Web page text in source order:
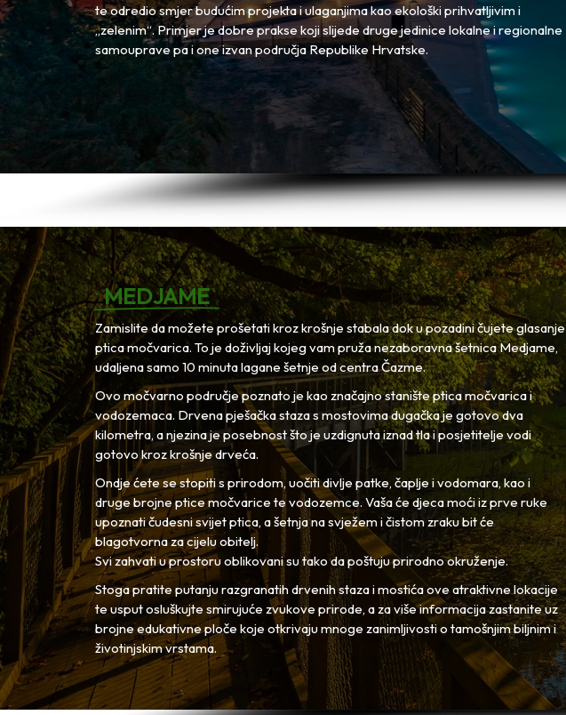
te odredio smjer budućim projekta i ulaganjima kao ekološki prihvatljivim i
„zelenim“. Primjer je dobre prakse koji slijede druge jedinice lokalne i regionalne
samouprave pa i one izvan područja Republike Hrvatske.
MEDJAME
Zamislite da možete prošetati kroz krošnje stabala dok u pozadini čujete glasanje
ptica močvarica. To je doživljaj kojeg vam pruža nezaboravna šetnica Medjame,
udaljena samo 10 minuta lagane šetnje od centra Čazme.
Ovo močvarno područje poznato je kao značajno stanište ptica močvarica i
vodozemaca. Drvena pješačka staza s mostovima dugačka je gotovo dva
kilometra, a njezina je posebnost što je uzdignuta iznad tla i posjetitelje vodi
gotovo kroz krošnje drveća.
Ondje ćete se stopiti s prirodom, uočiti divlje patke, čaplje i vodomara, kao i
druge brojne ptice močvarice te vodozemce. Vaša će djeca moći iz prve ruke
upoznati čudesni svijet ptica, a šetnja na svježem i čistom zraku bit će
blagotvorna za cijelu obitelj.
Svi zahvati u prostoru oblikovani su tako da poštuju prirodno okruženje.
Stoga pratite putanju razgranatih drvenih staza i mostića ove atraktivne lokacije
te usput osluškujte smirujuće zvukove prirode, a za više informacija zastanite uz
brojne edukativne ploče koje otkrivaju mnoge zanimljivosti o tamošnjim biljnim i
životinjskim vrstama.